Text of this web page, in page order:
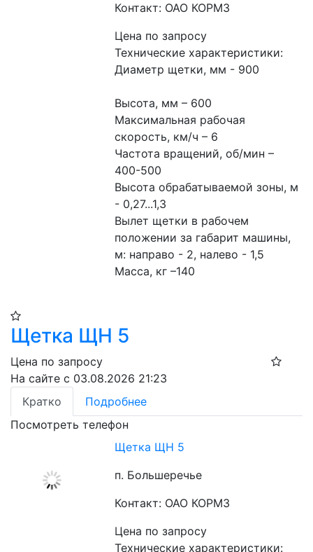
Контакт: ОАО КОРМЗ
Цена по запросу
Технические характеристики:
Диаметр щетки, мм - 900
Высота, мм – 600
Максимальная рабочая
скорость, км/ч – 6
Частота вращений, об/мин –
400-500
Высота обрабатываемой зоны, м
- 0,27...1,3
Вылет щетки в рабочем
положении за габарит машины,
м: направо - 2, налево - 1,5
Масса, кг –140
Щетка ЩН 5
Цена по запросу
На сайте с 03.08.2026 21:23
Кратко
Подробнее
Посмотреть телефон
Щетка ЩН 5
п. Большеречье
Контакт: ОАО КОРМЗ
Цена по запросу
Технические характеристики: